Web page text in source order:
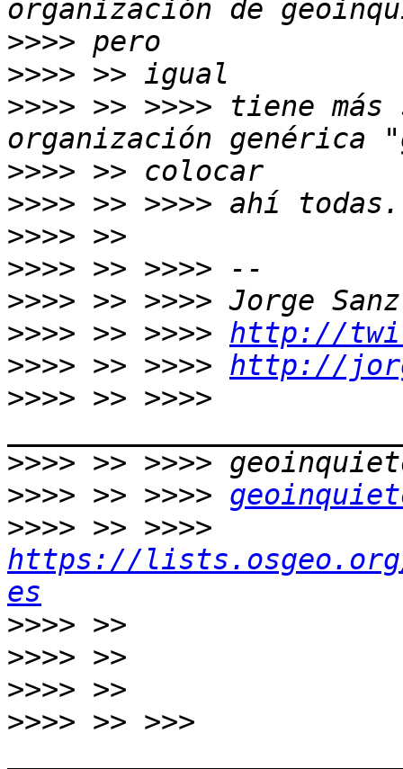
>>>>
>>>>
>>>> >> >>>> tiene
>>>>
>>>>
>>>>
>>>>
>>>>
>>>> >> >>>> http://
>>>> >> >>>> http://
>>>> >> >>>>
>>>>
>>>> >> >>>>
>>>>
https://
es
>>>>
>>>>
>>>>
>>>> >> >>>